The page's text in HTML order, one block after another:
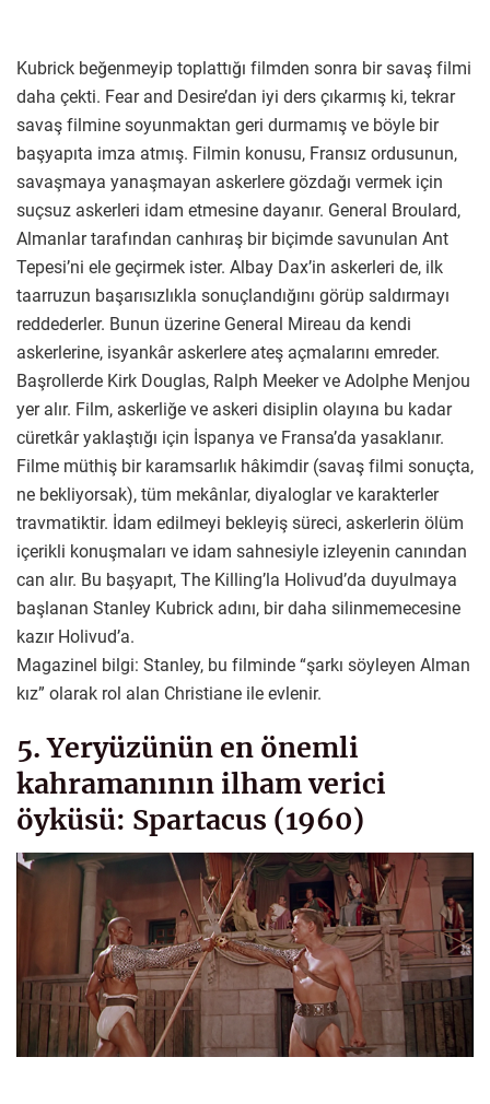
Kubrick beğenmeyip toplattığı filmden sonra bir savaş filmi
daha çekti. Fear and Desire’dan iyi ders çıkarmış ki, tekrar
savaş filmine soyunmaktan geri durmamış ve böyle bir
başyapıta imza atmış. Filmin konusu, Fransız ordusunun,
savaşmaya yanaşmayan askerlere gözdağı vermek için
suçsuz askerleri idam etmesine dayanır. General Broulard,
Almanlar tarafından canhıraş bir biçimde savunulan Ant
Tepesi’ni ele geçirmek ister. Albay Dax’in askerleri de, ilk
taarruzun başarısızlıkla sonuçlandığını görüp saldırmayı
reddederler. Bunun üzerine General Mireau da kendi
askerlerine, isyankâr askerlere ateş açmalarını emreder.
Başrollerde Kirk Douglas, Ralph Meeker ve Adolphe Menjou
yer alır. Film, askerliğe ve askeri disiplin olayına bu kadar
cüretkâr yaklaştığı için İspanya ve Fransa’da yasaklanır.
Filme müthiş bir karamsarlık hâkimdir (savaş filmi sonuçta,
ne bekliyorsak), tüm mekânlar, diyaloglar ve karakterler
travmatiktir. İdam edilmeyi bekleyiş süreci, askerlerin ölüm
içerikli konuşmaları ve idam sahnesiyle izleyenin canından
can alır. Bu başyapıt, The Killing’la Holivud’da duyulmaya
başlanan Stanley Kubrick adını, bir daha silinmemecesine
kazır Holivud’a.
Magazinel bilgi: Stanley, bu filminde “şarkı söyleyen Alman
kız” olarak rol alan Christiane ile evlenir.
5. Yeryüzünün en önemli
kahramanının ilham verici
öyküsü: Spartacus (1960)